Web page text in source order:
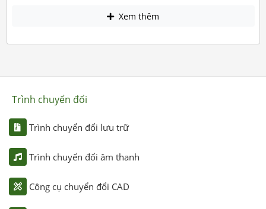
Xem thêm
Trình chuyển đổi
Trình chuyển đổi lưu trữ
Trình chuyển đổi âm thanh
Công cụ chuyển đổi CAD